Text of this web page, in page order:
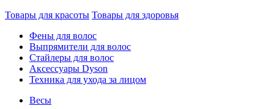
Товары для красоты Товары для здоровья
Фены для волос
Выпрямители для волос
Стайлеры для волос
Аксессуары Dyson
Техника для ухода за лицом
Весы